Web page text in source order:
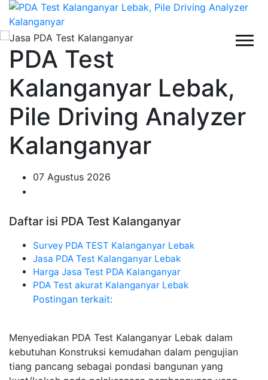
PDA Test
Kalanganyar Lebak,
Pile Driving Analyzer
Kalanganyar
07 Agustus 2026
Daftar isi PDA Test Kalanganyar
Survey PDA TEST Kalanganyar Lebak
Jasa PDA Test Kalanganyar Lebak
Harga Jasa Test PDA Kalanganyar
PDA Test akurat Kalanganyar Lebak
Postingan terkait:
Menyediakan PDA Test Kalanganyar Lebak dalam
kebutuhan Konstruksi kemudahan dalam pengujian
tiang pancang sebagai pondasi bangunan yang